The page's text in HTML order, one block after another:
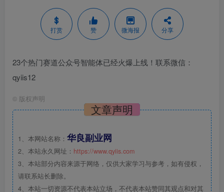
打赏 赞 微海报 分享
23个热门赛道公众号智能体已经火爆上线！联系微信：
qyiis12
© 版权声明
文章声明
1、本网站名称： 华良副业网
2、本站永久网址： https://www.qyiis.com
3、本站部分内容来源于网络，仅供大家学习与参考，如有侵权，
请联系站长删除。
4、本站一切资源不代表本站立场，不代表本站赞同其观点和对其